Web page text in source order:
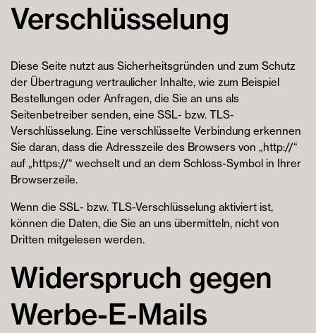
Verschlüsselung
Diese Seite nutzt aus Sicherheitsgründen und zum Schutz
der Übertragung vertraulicher Inhalte, wie zum Beispiel
Bestellungen oder Anfragen, die Sie an uns als
Seitenbetreiber senden, eine SSL- bzw. TLS-
Verschlüsselung. Eine verschlüsselte Verbindung erkennen
Sie daran, dass die Adresszeile des Browsers von „http://“
auf „https://“ wechselt und an dem Schloss-Symbol in Ihrer
Browserzeile.
Wenn die SSL- bzw. TLS-Verschlüsselung aktiviert ist,
können die Daten, die Sie an uns übermitteln, nicht von
Dritten mitgelesen werden.
Widerspruch gegen
Werbe-E-Mails